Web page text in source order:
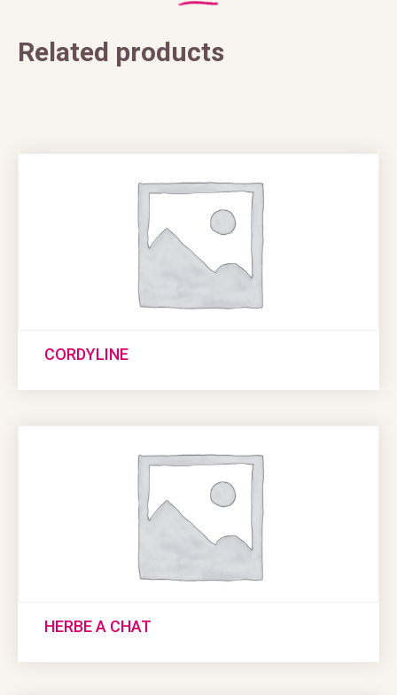
Related products
CORDYLINE
HERBE A CHAT